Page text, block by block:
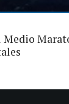
Medio